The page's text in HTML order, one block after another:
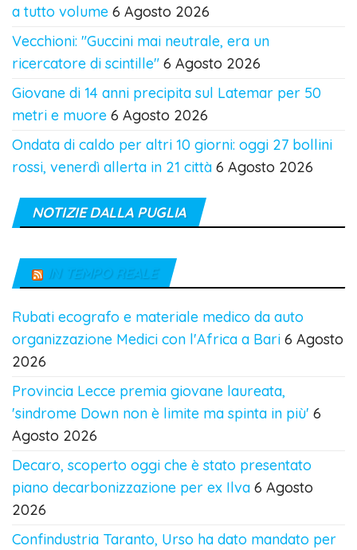
a tutto volume 6 Agosto 2026
Vecchioni: "Guccini mai neutrale, era un
ricercatore di scintille" 6 Agosto 2026
Giovane di 14 anni precipita sul Latemar per 50
metri e muore 6 Agosto 2026
Ondata di caldo per altri 10 giorni: oggi 27 bollini
rossi, venerdì allerta in 21 città 6 Agosto 2026
NOTIZIE DALLA PUGLIA
IN TEMPO REALE
Rubati ecografo e materiale medico da auto
organizzazione Medici con l'Africa a Bari 6 Agosto
2026
Provincia Lecce premia giovane laureata,
'sindrome Down non è limite ma spinta in più' 6
Agosto 2026
Decaro, scoperto oggi che è stato presentato
piano decarbonizzazione per ex Ilva 6 Agosto
2026
Confindustria Taranto, Urso ha dato mandato per